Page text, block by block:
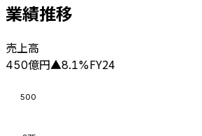
業績推移
売上高
450億円▲8.1%FY24
500